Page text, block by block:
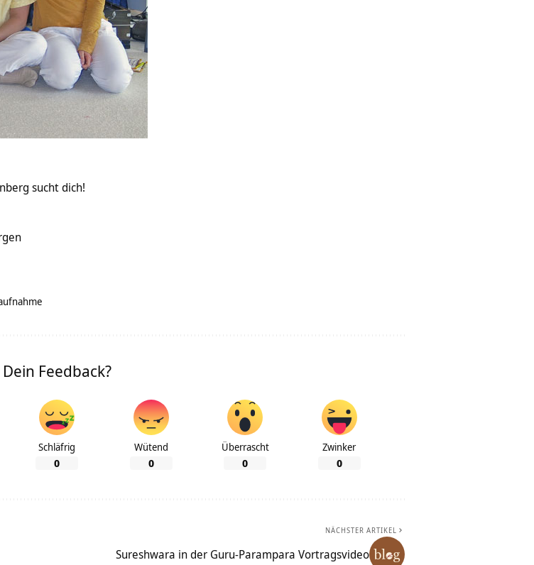
sucht dich!
Dein Feedback?
Schläfrig
0
Wütend
0
Überrascht
0
Zwinker
0
NÄCHSTER ARTIKEL
Sureshwara in der Guru-Parampara Vortragsvideo